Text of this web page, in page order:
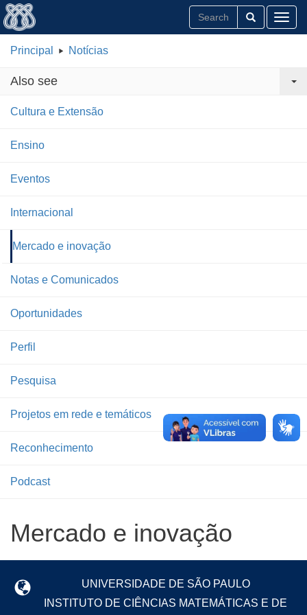
Principal Notícias
Also see
Cultura e Extensão
Ensino
Eventos
Internacional
Mercado e inovação
Notas e Comunicados
Oportunidades
Perfil
Pesquisa
Projetos em rede e temáticos
Reconhecimento
Podcast
Mercado e inovação
UNIVERSIDADE DE SÃO PAULO
INSTITUTO DE CIÊNCIAS MATEMÁTICAS E DE